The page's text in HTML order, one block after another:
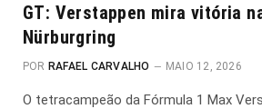
GT: Verstappen mira vitória
Nürburgring
POR RAFAEL CARVALHO MAIO 12, 2026
O tetracampeão da Fórmula 1 Max